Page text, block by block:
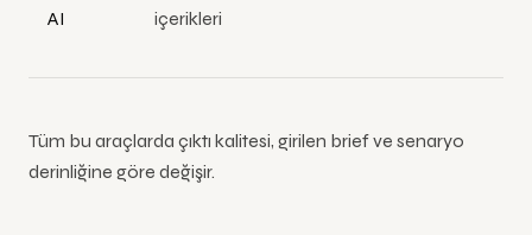
AI
içerikleri
Tüm bu araçlarda çıktı kalitesi, girilen brief ve senaryo
derinliğine göre değişir.